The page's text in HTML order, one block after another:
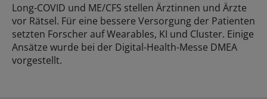
Long-COVID und ME/CFS stellen Ärztinnen und Ärzte
vor Rätsel. Für eine bessere Versorgung der Patienten
setzten Forscher auf Wearables, KI und Cluster. Einige
Ansätze wurde bei der Digital-Health-Messe DMEA
vorgestellt.